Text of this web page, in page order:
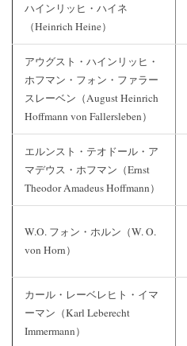
ハインリッヒ・ハイネ
（Heinrich Heine）
アウグスト・ハインリッヒ・
ホフマン・フォン・ファラー
スレーベン（August Heinrich
Hoffmann von Fallersleben）
エルンスト・テオドール・ア
マデウス・ホフマン（Ernst
Theodor Amadeus Hoffmann）
W.O. フォン・ホルン（W. O.
von Horn）
カール・レーベレヒト・イマ
ーマン（Karl Leberecht
Immermann）